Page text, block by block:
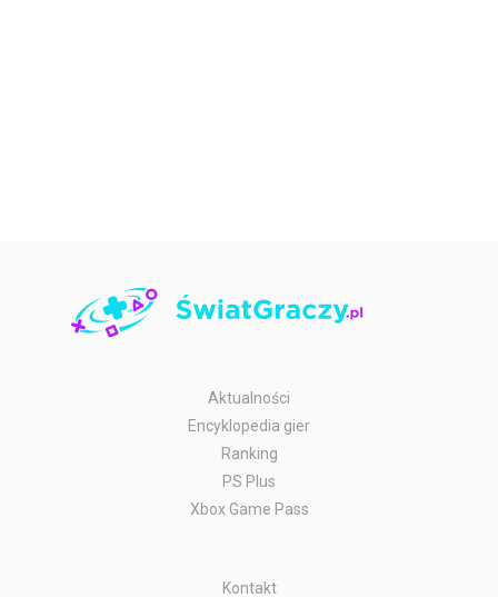
Aktualności
Encyklopedia gier
Ranking
PS Plus
Xbox Game Pass
Kontakt